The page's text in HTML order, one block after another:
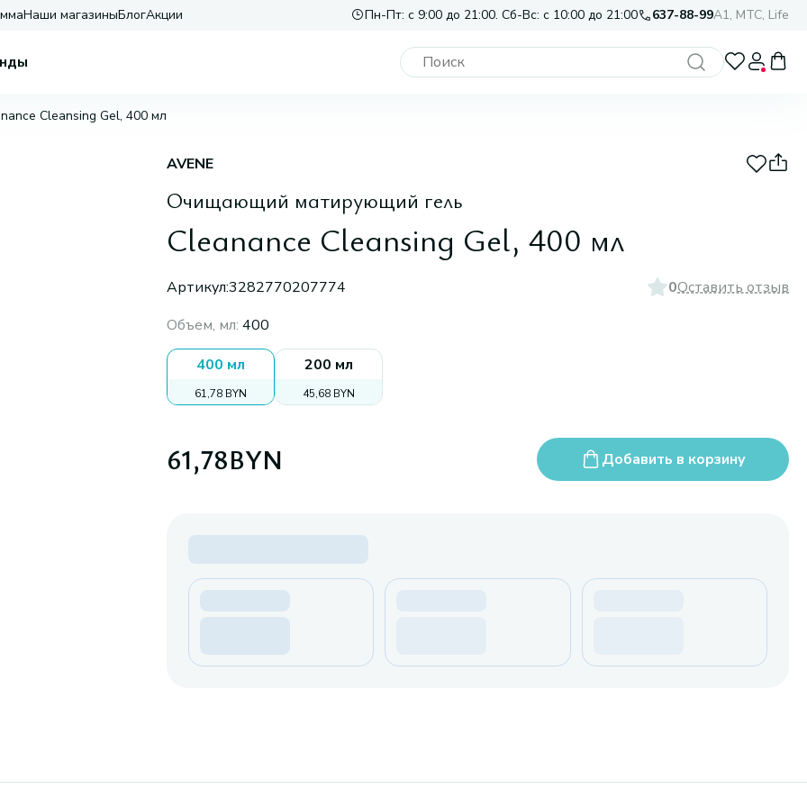
Наши магазиныБлогАкции Пн-Пт: с 9:00 до 21:00. Сб-Вс: с 10:00 до 21:00 637-88-99A1, МТС, Life
Cleansing Gel, 400 мл
AVENE
Очищающий матирующий гель
Cleanance Cleansing Gel, 400 мл
Артикул:3282770207774 0Оставить отзыв
Объем, мл: 400
400 мл
61,78 BYN
200 мл
45,68 BYN
61,78BYN Добавить в корзину